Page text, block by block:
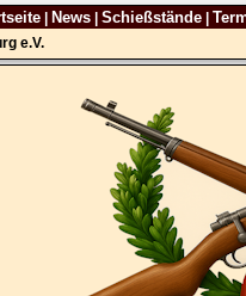
| News| Schießstände|
e.V.